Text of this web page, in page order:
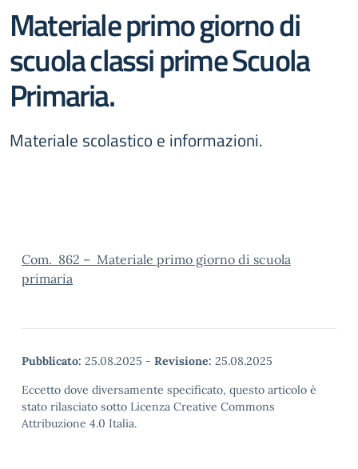
Materiale primo giorno di
scuola classi prime Scuola
Primaria.
Materiale scolastico e informazioni.
Com. 862 – Materiale primo giorno di scuola
primaria
Pubblicato: 25.08.2025 - Revisione: 25.08.2025
Eccetto dove diversamente specificato, questo articolo è
stato rilasciato sotto Licenza Creative Commons
Attribuzione 4.0 Italia.